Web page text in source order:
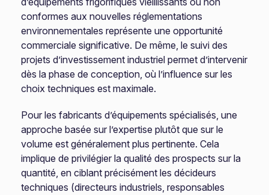
conformes aux nouvelles réglementations
environnementales représente une opportunité
commerciale significative. De même, le suivi des
projets d’investissement industriel permet d’intervenir
dès la phase de conception, où l’influence sur les
choix techniques est maximale.
Pour les fabricants d’équipements spécialisés, une
approche basée sur l’expertise plutôt que sur le
volume est généralement plus pertinente. Cela
implique de privilégier la qualité des prospects sur la
quantité, en ciblant précisément les décideurs
techniques (directeurs industriels, responsables